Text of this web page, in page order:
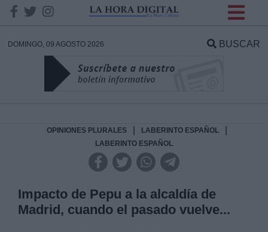
DOMINGO, 09 AGOSTO 2026 BUSCAR
OPINIONES PLURALES LABERINTO ESPAÑOL
LABERINTO ESPAÑOL
Impacto de Pepu a la alcaldía de
Madrid, cuando el pasado vuelve...
DATOS
Responsable:
Legitimación: